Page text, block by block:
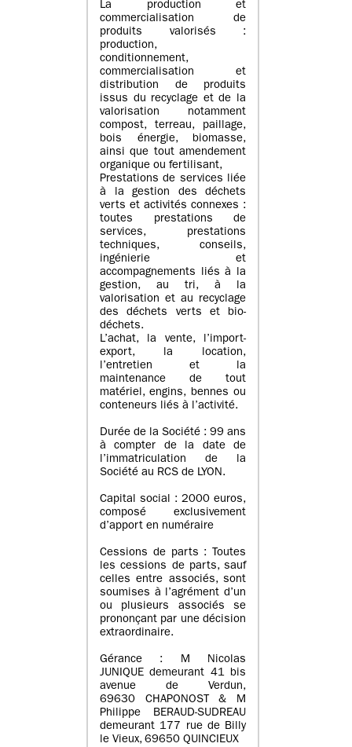
La production et
commercialisation de
produits valorisés :
production,
conditionnement,
commercialisation et
distribution de produits
issus du recyclage et de la
valorisation notamment
compost, terreau, paillage,
bois énergie, biomasse,
ainsi que tout amendement
organique ou fertilisant,
Prestations de services liée
à la gestion des déchets
verts et activités connexes :
toutes prestations de
services, prestations
techniques, conseils,
ingénierie et
accompagnements liés à la
gestion, au tri, à la
valorisation et au recyclage
des déchets verts et bio-
déchets.
L’achat, la vente, l’import-
export, la location,
l’entretien et la
maintenance de tout
matériel, engins, bennes ou
conteneurs liés à l’activité.
Durée de la Société : 99 ans
à compter de la date de
l’immatriculation de la
Société au RCS de LYON.
Capital social : 2000 euros,
composé exclusivement
d’apport en numéraire
Cessions de parts : Toutes
les cessions de parts, sauf
celles entre associés, sont
soumises à l’agrément d’un
ou plusieurs associés se
prononçant par une décision
extraordinaire.
Gérance : M Nicolas
JUNIQUE demeurant 41 bis
avenue de Verdun,
69630 CHAPONOST & M
Philippe BERAUD-SUDREAU
demeurant 177 rue de Billy
le Vieux, 69650 QUINCIEUX